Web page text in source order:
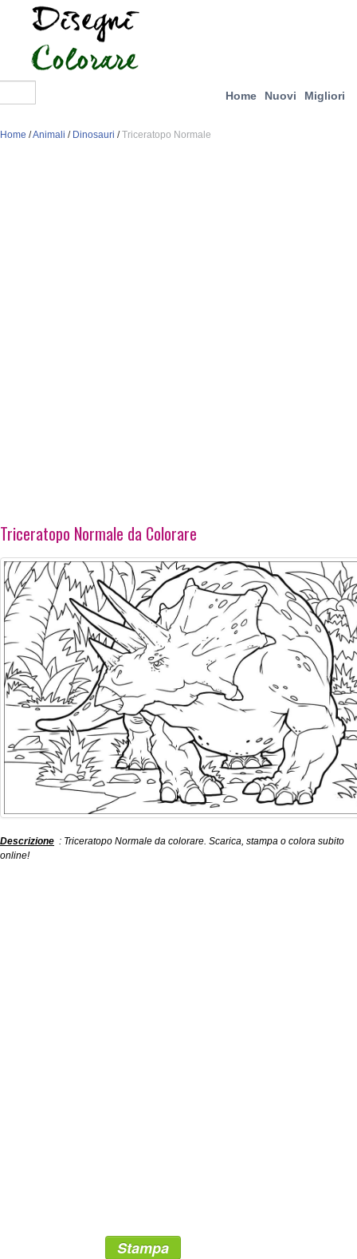
Home Nuovi Migliori
Home /Animali / Dinosauri /Triceratopo Normale
Triceratopo Normale da Colorare
Descrizione : Triceratopo Normale da colorare. Scarica, stampa o colora subito
online!
Stampa